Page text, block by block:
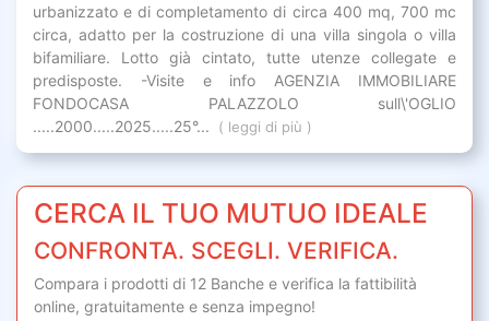
urbanizzato e di completamento di circa 400 mq, 700 mc
circa, adatto per la costruzione di una villa singola o villa
bifamiliare. Lotto già cintato, tutte utenze collegate e
predisposte. -Visite e info AGENZIA IMMOBILIARE
FONDOCASA PALAZZOLO sull\'OGLIO
.....2000.....2025.....25°...
( leggi di più )
CERCA IL TUO MUTUO IDEALE
CONFRONTA. SCEGLI. VERIFICA.
Compara i prodotti di 12 Banche e verifica la fattibilità
online, gratuitamente e senza impegno!